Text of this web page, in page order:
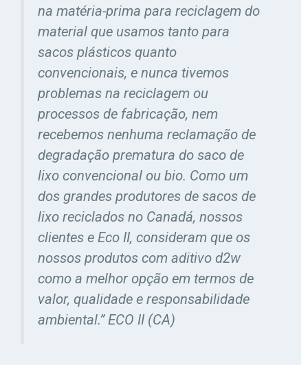
na matéria-prima para reciclagem do
material que usamos tanto para
sacos plásticos quanto
convencionais, e nunca tivemos
problemas na reciclagem ou
processos de fabricação, nem
recebemos nenhuma reclamação de
degradação prematura do saco de
lixo convencional ou bio. Como um
dos grandes produtores de sacos de
lixo reciclados no Canadá, nossos
clientes e Eco II, consideram que os
nossos produtos com aditivo d2w
como a melhor opção em termos de
valor, qualidade e responsabilidade
ambiental.” ECO II (CA)